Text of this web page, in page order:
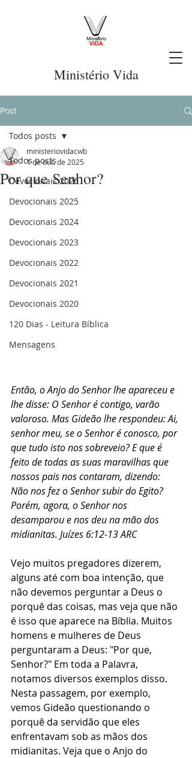
Ministério Vida
Post
Todos posts
Devocionais 2026
Devocionais 2025
Devocionais 2024
Devocionais 2023
Devocionais 2022
Devocionais 2021
Devocionais 2020
120 Dias - Leitura Bíblica
Mensagens
Todos posts
Por que Senhor?
ministeriovidacwb
1 de out. de 2025
Então, o Anjo do Senhor lhe apareceu e
lhe disse: O Senhor é contigo, varão
valoroso. Mas Gideão lhe respondeu: Ai,
senhor meu, se o Senhor é conosco, por
que tudo isto nos sobreveio? E que é
feito de todas as suas maravilhas que
nossos pais nos contaram, dizendo:
Não nos fez o Senhor subir do Egito?
Porém, agora, o Senhor nos
desamparou e nos deu na mão dos
midianitas. Juízes 6:12-13 ARC
Vejo muitos pregadores dizerem,
alguns até com boa intenção, que
não devemos perguntar a Deus o
porquê das coisas, mas veja que não
é isso que aparece na Bíblia. Muitos
homens e mulheres de Deus
perguntaram a Deus: "Por que,
Senhor?" Em toda a Palavra,
notamos diversos exemplos disso.
Nesta passagem, por exemplo,
vemos Gideão questionando o
porquê da servidão que eles
enfrentavam sob as mãos dos
midianitas. Veja que o Anjo do